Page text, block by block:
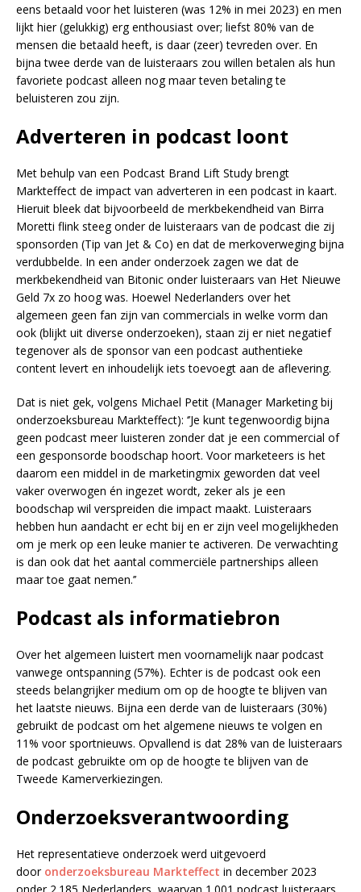
eens betaald voor het luisteren (was 12% in mei 2023) en men
lijkt hier (gelukkig) erg enthousiast over; liefst 80% van de
mensen die betaald heeft, is daar (zeer) tevreden over. En
bijna twee derde van de luisteraars zou willen betalen als hun
favoriete podcast alleen nog maar teven betaling te
beluisteren zou zijn.
Adverteren in podcast loont
Met behulp van een Podcast Brand Lift Study brengt
Markteffect de impact van adverteren in een podcast in kaart.
Hieruit bleek dat bijvoorbeeld de merkbekendheid van Birra
Moretti flink steeg onder de luisteraars van de podcast die zij
sponsorden (Tip van Jet & Co) en dat de merkoverweging bijna
verdubbelde. In een ander onderzoek zagen we dat de
merkbekendheid van Bitonic onder luisteraars van Het Nieuwe
Geld 7x zo hoog was. Hoewel Nederlanders over het
algemeen geen fan zijn van commercials in welke vorm dan
ook (blijkt uit diverse onderzoeken), staan zij er niet negatief
tegenover als de sponsor van een podcast authentieke
content levert en inhoudelijk iets toevoegt aan de aflevering.
Dat is niet gek, volgens Michael Petit (Manager Marketing bij
onderzoeksbureau Markteffect): ‘’Je kunt tegenwoordig bijna
geen podcast meer luisteren zonder dat je een commercial of
een gesponsorde boodschap hoort. Voor marketeers is het
daarom een middel in de marketingmix geworden dat veel
vaker overwogen én ingezet wordt, zeker als je een
boodschap wil verspreiden die impact maakt. Luisteraars
hebben hun aandacht er echt bij en er zijn veel mogelijkheden
om je merk op een leuke manier te activeren. De verwachting
is dan ook dat het aantal commerciële partnerships alleen
maar toe gaat nemen.’’
Podcast als informatiebron
Over het algemeen luistert men voornamelijk naar podcast
vanwege ontspanning (57%). Echter is de podcast ook een
steeds belangrijker medium om op de hoogte te blijven van
het laatste nieuws. Bijna een derde van de luisteraars (30%)
gebruikt de podcast om het algemene nieuws te volgen en
11% voor sportnieuws. Opvallend is dat 28% van de luisteraars
de podcast gebruikte om op de hoogte te blijven van de
Tweede Kamerverkiezingen.
Onderzoeksverantwoording
Het representatieve onderzoek werd uitgevoerd
door onderzoeksbureau Markteffect in december 2023